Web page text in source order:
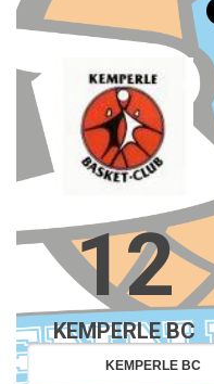
12
KEMPERLE BC
KEMPERLE BC